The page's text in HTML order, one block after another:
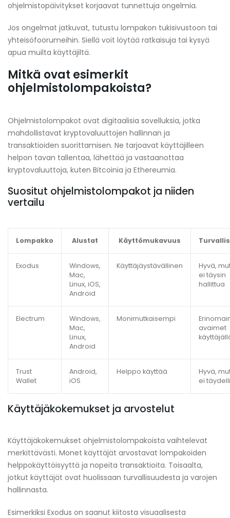
ohjelmistopäivitykset korjaavat tunnettuja ongelmia.
Jos ongelmat jatkuvat, tutustu lompakon tukisivustoon tai
yhteisöfoorumeihin. Siellä voit löytää ratkaisuja tai kysyä
apua muilta käyttäjiltä.
Mitkä ovat esimerkit
ohjelmistolompakoista?
Ohjelmistolompakot ovat digitaalisia sovelluksia, jotka
mahdollistavat kryptovaluuttojen hallinnan ja
transaktioiden suorittamisen. Ne tarjoavat käyttäjilleen
helpon tavan tallentaa, lähettää ja vastaanottaa
kryptovaluuttoja, kuten Bitcoinia ja Ethereumia.
Suositut ohjelmistolompakot ja niiden
vertailu
Lompakko Alustat Käyttömukavuus
Exodus
Windows,
Mac,
Linux, iOS,
Android
Käyttäjäystävällinen
Hyvä,
ei täysin
hallittua
Electrum
Windows,
Mac,
Linux,
Android
Monimutkaisempi
avaimet
Trust
Wallet
Android,
iOS
Helppo käyttää
Hyvä,
ei
Käyttäjäkokemukset ja arvostelut
Käyttäjäkokemukset ohjelmistolompakoista vaihtelevat
merkittävästi. Monet käyttäjät arvostavat lompakoiden
helppokäyttöisyyttä ja nopeita transaktioita. Toisaalta,
jotkut käyttäjät ovat huolissaan turvallisuudesta ja varojen
hallinnasta.
Esimerkiksi Exodus on saanut kiitosta visuaalisesta